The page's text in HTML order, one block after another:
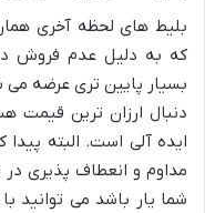
بلیط های لحظه آخری
که به دلیل عدم فروش
بسیار پایین تری عرضه می
دنبال ارزان ترین قیمت
ایده آلی است. البته
مداوم و انعطاف پذیری
شما یار باشد می توانید